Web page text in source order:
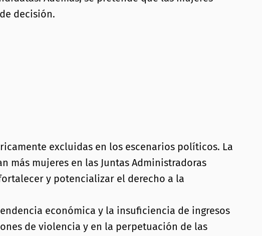
decisión.
excluidas en los escenarios políticos. La
más mujeres en las Juntas Administradoras
y potencializar el derecho a la
económica y la insuficiencia de ingresos
de violencia y en la perpetuación de las